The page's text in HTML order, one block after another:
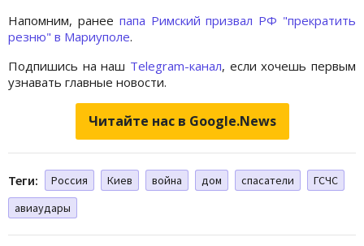
Напомним, ранее папа Римский призвал РФ "прекратить
резню" в Мариуполе.
Подпишись на наш Telegram-канал, если хочешь первым
узнавать главные новости.
Читайте нас в Google.News
Теги: Россия Киев война дом спасатели
ГСЧС
авиаудары